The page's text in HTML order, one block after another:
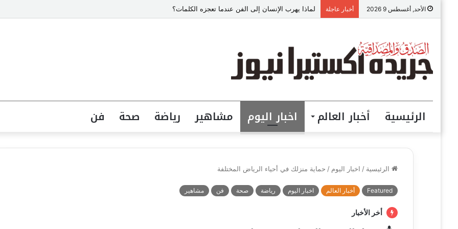
الأحد, أغسطس 9 2026 أخبار عاجلة لماذا يهرب الإنسان إلى الفن عندما تعجزه الكلمات؟
الرئيسية أخبار العالم اخبار اليوم مشاهير رياضة صحة فن
الرئيسية / اخبار اليوم / حماية منزلك في أحياء الرياض المختلفة
Featured أخبار العالم اخبار اليوم رياضة صحة فن مشاهير
أخر الأخبار